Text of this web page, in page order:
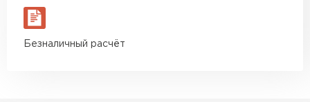
Безналичный расчёт